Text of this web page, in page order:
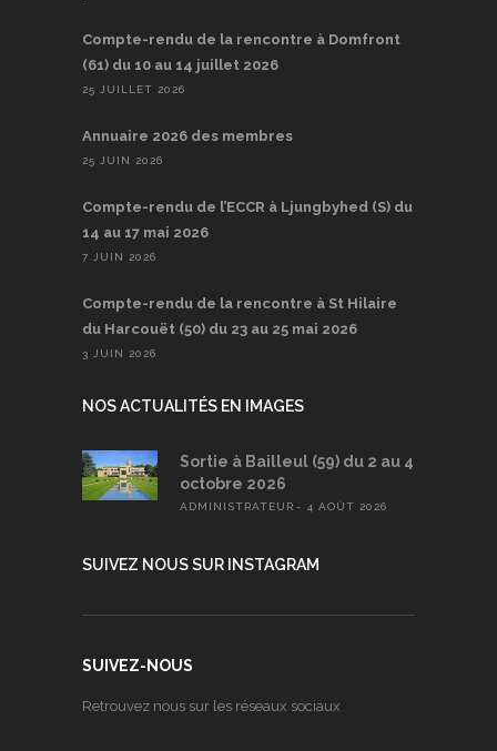
Compte-rendu de la rencontre à Domfront
(61) du 10 au 14 juillet 2026
25 JUILLET 2026
Annuaire 2026 des membres
25 JUIN 2026
Compte-rendu de l’ECCR à Ljungbyhed (S) du
14 au 17 mai 2026
7 JUIN 2026
Compte-rendu de la rencontre à St Hilaire
du Harcouët (50) du 23 au 25 mai 2026
3 JUIN 2026
NOS ACTUALITÉS EN IMAGES
Sortie à Bailleul (59) du 2 au 4
octobre 2026
ADMINISTRATEUR 4 AOÛT 2026
SUIVEZ NOUS SUR INSTAGRAM
SUIVEZ-NOUS
Retrouvez nous sur les réseaux sociaux